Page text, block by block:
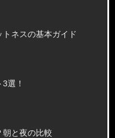
ネスの基本ガイド
選！
と夜の比較